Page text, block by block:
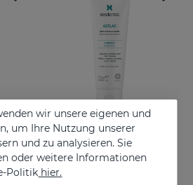
In den Warenkorb
wir unsere eigenen und
um Ihre Nutzung unserer
und zu analysieren. Sie
oder weitere Informationen
Politik hier.